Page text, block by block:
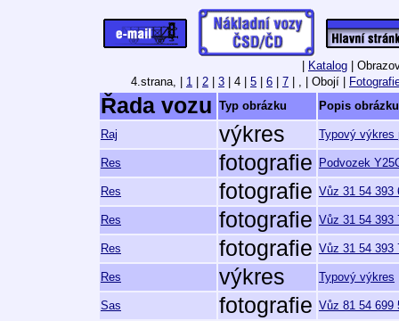
Katalog |
4.strana,
1 2 3 | 4 | 5 6 7 | , | Obojí |
Řada vozu Typ obrázku Popis obrázku
Raj výkres Typový výkres
Res fotografie Podvozek
Res fotografie Vůz 31 54 393
Res fotografie Vůz 31 54 393
Res fotografie Vůz 31 54 393
Res výkres Typový výkres
Sas fotografie Vůz 81 54 699